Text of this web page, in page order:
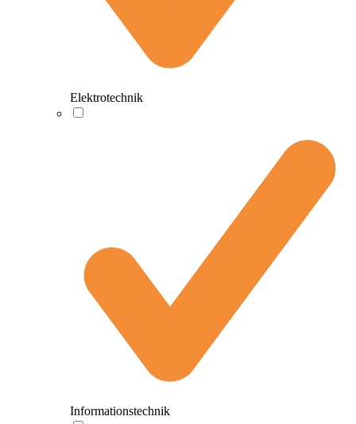
Elektrotechnik
Informationstechnik